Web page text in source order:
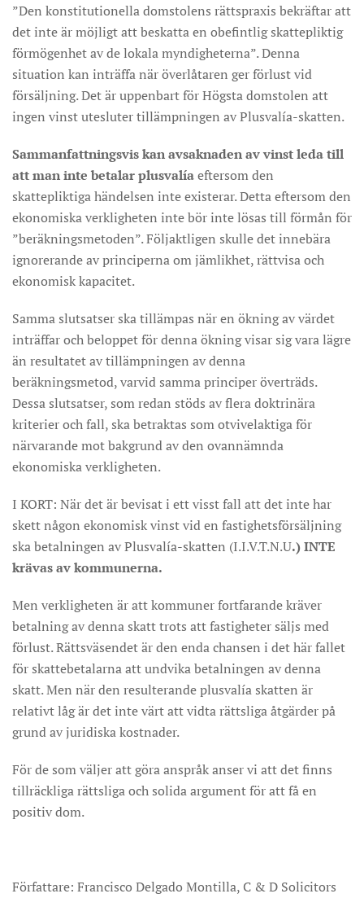
”Den konstitutionella domstolens rättspraxis bekräftar att
det inte är möjligt att beskatta en obefintlig skattepliktig
förmögenhet av de lokala myndigheterna”. Denna
situation kan inträffa när överlåtaren ger förlust vid
försäljning. Det är uppenbart för Högsta domstolen att
ingen vinst utesluter tillämpningen av Plusvalía-skatten.
Sammanfattningsvis kan avsaknaden av vinst leda till
att man inte betalar plusvalíaeftersom den
skattepliktiga händelsen inte existerar. Detta eftersom den
ekonomiska verkligheten inte bör inte lösas till förmån för
”beräkningsmetoden”. Följaktligen skulle det innebära
ignorerande av principerna om jämlikhet, rättvisa och
ekonomisk kapacitet.
Samma slutsatser ska tillämpas när en ökning av värdet
inträffar och beloppet för denna ökning visar sig vara lägre
än resultatet av tillämpningen av denna
beräkningsmetod, varvid samma principer överträds.
Dessa slutsatser, som redan stöds av flera doktrinära
kriterier och fall, ska betraktas som otvivelaktiga för
närvarande mot bakgrund av den ovannämnda
ekonomiska verkligheten.
I KORT: När det är bevisat i ett visst fall att det inte har
skett någon ekonomisk vinst vid en fastighetsförsäljning
ska betalningen av Plusvalía-skatten (I.I.V.T.N.U.)INTE
krävas av kommunerna.
Men verkligheten är att kommuner fortfarande kräver
betalning av denna skatt trots att fastigheter säljs med
förlust. Rättsväsendet är den enda chansen i det här fallet
för skattebetalarna att undvika betalningen av denna
skatt. Men när den resulterande plusvalía skatten är
relativt låg är det inte värt att vidta rättsliga åtgärder på
grund av juridiska kostnader.
För de som väljer att göra anspråk anser vi att det finns
tillräckliga rättsliga och solida argument för att få en
positiv dom.
Författare: Francisco Delgado Montilla, C & D Solicitors